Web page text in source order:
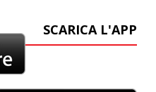
SCARICA L'APP